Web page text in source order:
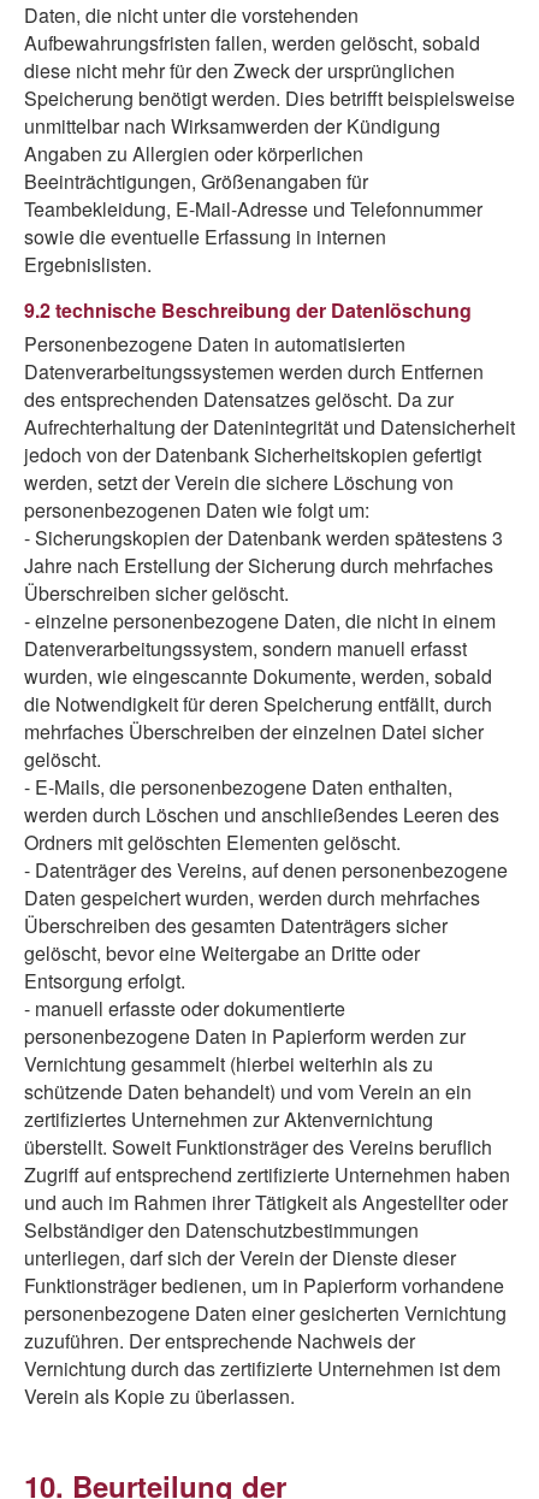
Daten, die nicht unter die vorstehenden
Aufbewahrungsfristen fallen, werden gelöscht, sobald
diese nicht mehr für den Zweck der ursprünglichen
Speicherung benötigt werden. Dies betrifft beispielsweise
unmittelbar nach Wirksamwerden der Kündigung
Angaben zu Allergien oder körperlichen
Beeinträchtigungen, Größenangaben für
Teambekleidung, E-Mail-Adresse und Telefonnummer
sowie die eventuelle Erfassung in internen
Ergebnislisten.
9.2 technische Beschreibung der Datenlöschung
Personenbezogene Daten in automatisierten
Datenverarbeitungssystemen werden durch Entfernen
des entsprechenden Datensatzes gelöscht. Da zur
Aufrechterhaltung der Datenintegrität und Datensicherheit
jedoch von der Datenbank Sicherheitskopien gefertigt
werden, setzt der Verein die sichere Löschung von
personenbezogenen Daten wie folgt um:
- Sicherungskopien der Datenbank werden spätestens 3
Jahre nach Erstellung der Sicherung durch mehrfaches
Überschreiben sicher gelöscht.
- einzelne personenbezogene Daten, die nicht in einem
Datenverarbeitungssystem, sondern manuell erfasst
wurden, wie eingescannte Dokumente, werden, sobald
die Notwendigkeit für deren Speicherung entfällt, durch
mehrfaches Überschreiben der einzelnen Datei sicher
gelöscht.
- E-Mails, die personenbezogene Daten enthalten,
werden durch Löschen und anschließendes Leeren des
Ordners mit gelöschten Elementen gelöscht.
- Datenträger des Vereins, auf denen personenbezogene
Daten gespeichert wurden, werden durch mehrfaches
Überschreiben des gesamten Datenträgers sicher
gelöscht, bevor eine Weitergabe an Dritte oder
Entsorgung erfolgt.
- manuell erfasste oder dokumentierte
personenbezogene Daten in Papierform werden zur
Vernichtung gesammelt (hierbei weiterhin als zu
schützende Daten behandelt) und vom Verein an ein
zertifiziertes Unternehmen zur Aktenvernichtung
überstellt. Soweit Funktionsträger des Vereins beruflich
Zugriff auf entsprechend zertifizierte Unternehmen haben
und auch im Rahmen ihrer Tätigkeit als Angestellter oder
Selbständiger den Datenschutzbestimmungen
unterliegen, darf sich der Verein der Dienste dieser
Funktionsträger bedienen, um in Papierform vorhandene
personenbezogene Daten einer gesicherten Vernichtung
zuzuführen. Der entsprechende Nachweis der
Vernichtung durch das zertifizierte Unternehmen ist dem
Verein als Kopie zu überlassen.
10. Beurteilung der